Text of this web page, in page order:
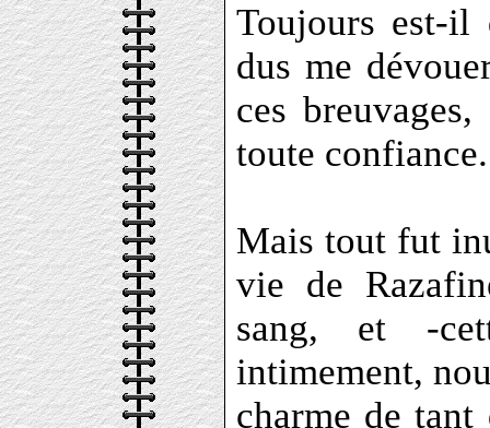
Toujours est-
dus me
ces
toute confiance.
Mais tout fut
vie de
sang, et -
intimement,
charme de tant